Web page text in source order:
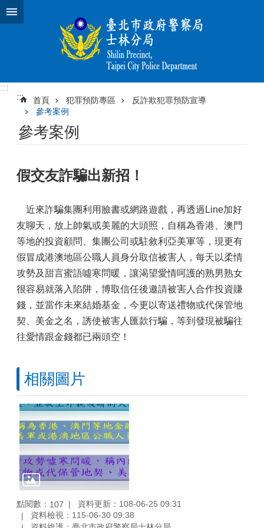
跳到主要內容區塊
:::
:::
首頁 犯罪預防專區
反詐欺犯罪預防宣導
參考案例
參考案例
假交友詐騙出新招！
近來詐騙集團利用臉書或網路遊戲，再透過Line加好
友聊天，放上帥氣或美麗的大頭照，自稱為香港、澳門
等地的投資顧問、集團公司或駐敘利亞美軍等，現更有
假冒成港澳地區公職人員身分取信被害人，每天以柔情
攻勢及甜言蜜語噓寒問暖，讓渴望愛情呵護的熟男熟女
很容易就落入陷阱，博取信任後邀請被害人合作投資賺
錢，並當作未來結婚基金，今更以寄送禮物或代保管地
契、美金之名，誘使被害人匯款行騙，等到發現被騙往
往愛情跟金錢都已兩頭空！
相關圖片
點閱數： 107
資料更新：108-06-25 09:31
資料檢視：115-06-30 09:38